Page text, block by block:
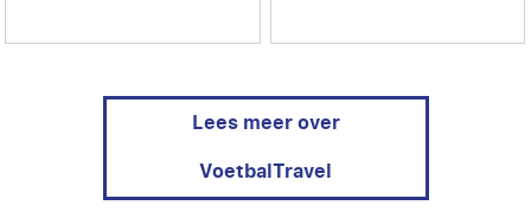
Lees meer over
VoetbalTravel